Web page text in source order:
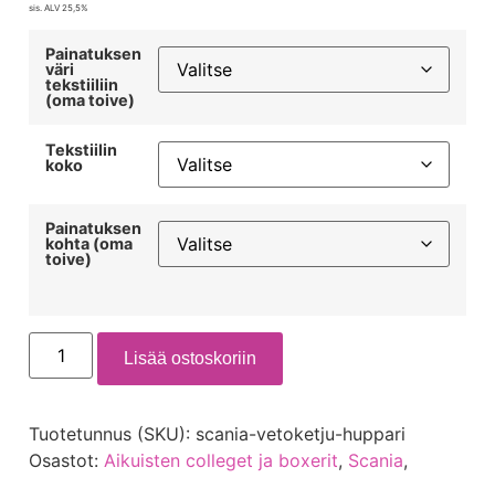
sis. ALV 25,5%
Painatuksen
väri
tekstiiliin
(oma toive)
Tekstiilin
koko
Painatuksen
kohta (oma
toive)
Lisää ostoskoriin
Tuotetunnus (SKU): scania-vetoketju-huppari
Osastot: Aikuisten colleget ja boxerit, Scania,